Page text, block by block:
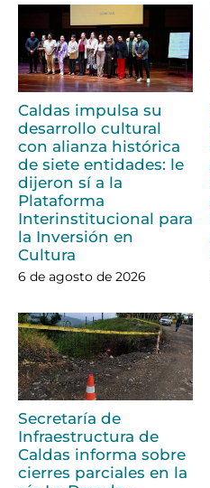
Caldas impulsa su
desarrollo cultural
con alianza histórica
de siete entidades: le
dijeron sí a la
Plataforma
Interinstitucional para
la Inversión en
Cultura
6 de agosto de 2026
Secretaría de
Infraestructura de
Caldas informa sobre
cierres parciales en la